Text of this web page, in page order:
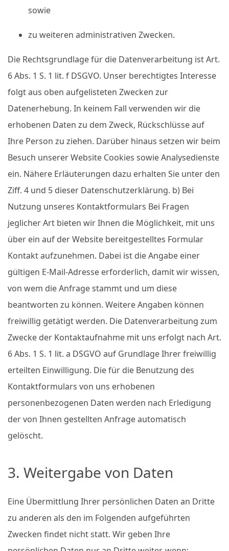
sowie
zu weiteren administrativen Zwecken.
Die Rechtsgrundlage für die Datenverarbeitung ist Art.
6 Abs. 1 S. 1 lit. f DSGVO. Unser berechtigtes Interesse
folgt aus oben aufgelisteten Zwecken zur
Datenerhebung. In keinem Fall verwenden wir die
erhobenen Daten zu dem Zweck, Rückschlüsse auf
Ihre Person zu ziehen. Darüber hinaus setzen wir beim
Besuch unserer Website Cookies sowie Analysedienste
ein. Nähere Erläuterungen dazu erhalten Sie unter den
Ziff. 4 und 5 dieser Datenschutzerklärung. b) Bei
Nutzung unseres Kontaktformulars Bei Fragen
jeglicher Art bieten wir Ihnen die Möglichkeit, mit uns
über ein auf der Website bereitgestelltes Formular
Kontakt aufzunehmen. Dabei ist die Angabe einer
gültigen E-Mail-Adresse erforderlich, damit wir wissen,
von wem die Anfrage stammt und um diese
beantworten zu können. Weitere Angaben können
freiwillig getätigt werden. Die Datenverarbeitung zum
Zwecke der Kontaktaufnahme mit uns erfolgt nach Art.
6 Abs. 1 S. 1 lit. a DSGVO auf Grundlage Ihrer freiwillig
erteilten Einwilligung. Die für die Benutzung des
Kontaktformulars von uns erhobenen
personenbezogenen Daten werden nach Erledigung
der von Ihnen gestellten Anfrage automatisch
gelöscht.
3. Weitergabe von Daten
Eine Übermittlung Ihrer persönlichen Daten an Dritte
zu anderen als den im Folgenden aufgeführten
Zwecken findet nicht statt. Wir geben Ihre